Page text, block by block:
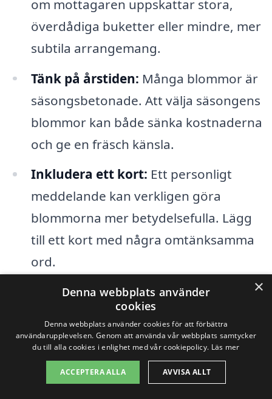
om mottagaren uppskattar stora,
överdådiga buketter eller mindre, mer
subtila arrangemang.
Tänk på årstiden: Många blommor är
säsongsbetonade. Att välja säsongens
blommor kan både sänka kostnaderna
och ge en fräsch känsla.
Inkludera ett kort: Ett personligt
meddelande kan verkligen göra
blommorna mer betydelsefulla. Lägg
till ett kort med några omtänksamma
ord.
Med så många alternativ och anledningar
skicka blommor i Viared, är det alltid
möjligt att hitta något som passar.
Oavsett om det är en glad, sorglig eller
neutral anledning, kan blommorna
×
Denna webbplats använder
cookies
Denna webbplats använder cookies för att förbättra
användarupplevelsen. Genom att använda vår webbplats samtycker
du till alla cookies i enlighet med vår cookiepolicy. Läs mer
ACCEPTERA ALLA AVVISA ALLT